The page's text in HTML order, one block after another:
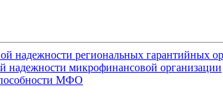
надежности региональных гарантийных
надежности микрофинансовой организации
МФО